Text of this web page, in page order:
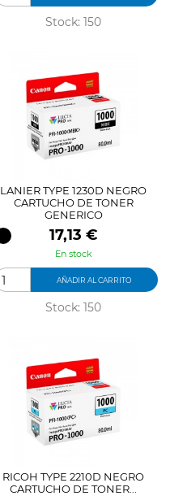
Stock: 150
LANIER TYPE 1230D NEGRO
CARTUCHO DE TONER
GENERICO
Precio
17,13 €
En stock
AÑADIR AL CARRITO
Stock: 150
RICOH TYPE 2210D NEGRO
CARTUCHO DE TONER...